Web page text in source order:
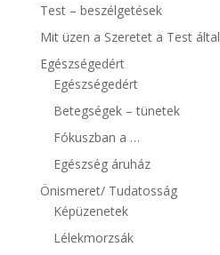
Test – beszélgetések
Mit üzen a Szeretet a Test által
Egészségedért
Egészségedért
Betegségek – tünetek
Fókuszban a …
Egészség áruház
Önismeret/ Tudatosság
Képüzenetek
Lélekmorzsák